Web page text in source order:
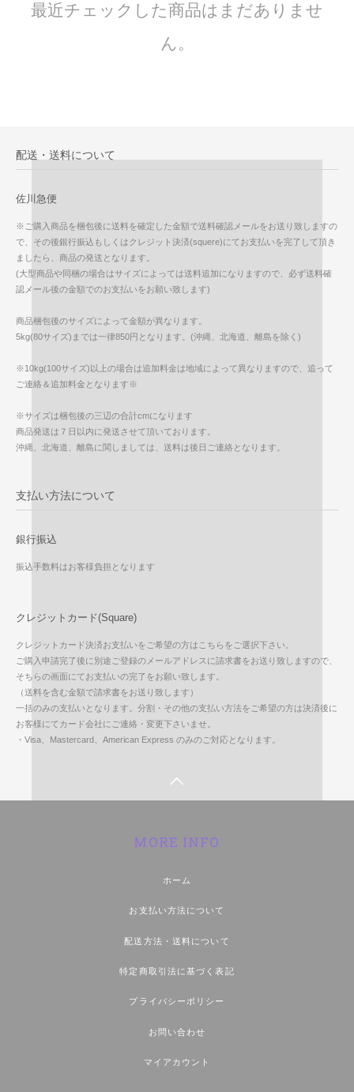
最近チェックした商品はまだありませ
ん。
配送・送料について
佐川急便
※ご購入商品を梱包後に送料を確定した金額で送料確認メールをお送り致しますの
で、その後銀行振込もしくはクレジット決済(squere)にてお支払いを完了して頂き
ましたら、商品の発送となります。
(大型商品や同梱の場合はサイズによっては送料追加になりますので、必ず送料確
認メール後の金額でのお支払いをお願い致します)
商品梱包後のサイズによって金額が異なります。
5kg(80サイズ)までは一律850円となります。(沖縄、北海道、離島を除く)
※10kg(100サイズ)以上の場合は追加料金は地域によって異なりますので、追って
ご連絡＆追加料金となります※
※サイズは梱包後の三辺の合計cmになります
商品発送は７日以内に発送させて頂いております。
沖縄、北海道、離島に関しましては、送料は後日ご連絡となります。
支払い方法について
銀行振込
振込手数料はお客様負担となります
クレジットカード(Square)
クレジットカード決済お支払いをご希望の方はこちらをご選択下さい。
ご購入申請完了後に別途ご登録のメールアドレスに請求書をお送り致しますので、
そちらの画面にてお支払いの完了をお願い致します。
（送料を含む金額で請求書をお送り致します）
一括のみの支払いとなります。分割・その他の支払い方法をご希望の方は決済後に
お客様にてカード会社にご連絡・変更下さいませ。
・Visa、Mastercard、American Express のみのご対応となります。
MORE INFO
ホーム
お支払い方法について
配送方法・送料について
特定商取引法に基づく表記
プライバシーポリシー
お問い合わせ
マイアカウント